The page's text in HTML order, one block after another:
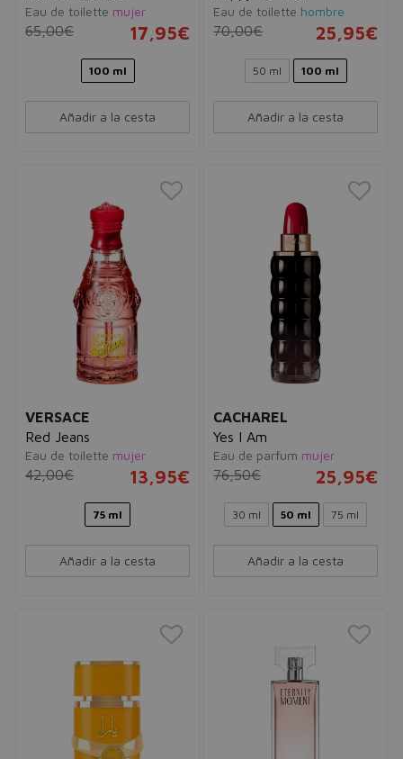
Eau de toilette mujer
65,00€ 17,95€
100 ml
Añadir a la cesta
Eau de toilette hombre
70,00€ 25,95€
50 ml 100 ml
Añadir a la cesta
VERSACE
Red Jeans
Eau de toilette mujer
42,00€ 13,95€
75 ml
Añadir a la cesta
CACHAREL
Yes I Am
Eau de parfum mujer
76,50€ 25,95€
30 ml 50 ml 75 ml
Añadir a la cesta